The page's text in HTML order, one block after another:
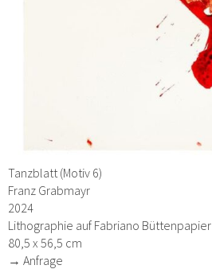
Tanzblatt (Motiv 6)
Franz Grabmayr
2024
Lithographie auf Fabriano Büttenpapier
80,5 x 56,5 cm
→ Anfrage